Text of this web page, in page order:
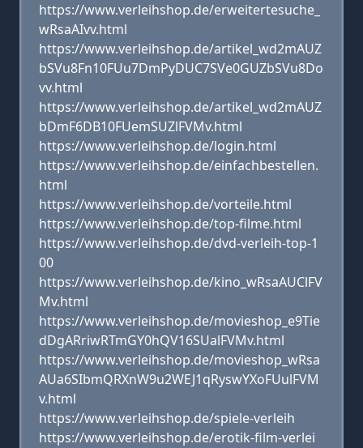
https://www.verleihshop.de/erweitertesuche_
wRsaAIvv.html
https://www.verleihshop.de/artikel_wd2mAUZ
bSVu8Fn10FUu7DmPyDUC7SVe0GUZbSVu8Do
vv.html
https://www.verleihshop.de/artikel_wd2mAUZ
bDmF6DB10FUemSUZlFVMv.html
https://www.verleihshop.de/login.html
https://www.verleihshop.de/einfachbestellen.
html
https://www.verleihshop.de/vorteile.html
https://www.verleihshop.de/top-filme.html
https://www.verleihshop.de/dvd-verleih-top-1
00
https://www.verleihshop.de/kino_wRsaAUClFV
Mv.html
https://www.verleihshop.de/movieshop_e9Tie
dDgARriwRTmGY0hQV16SUalFVMv.html
https://www.verleihshop.de/movieshop_wRsa
AUa6SIbmQRXnW9u2WEJ1qRyswYXoFUulFVM
v.html
https://www.verleihshop.de/spiele-verleih
https://www.verleihshop.de/erotik-film-verlei